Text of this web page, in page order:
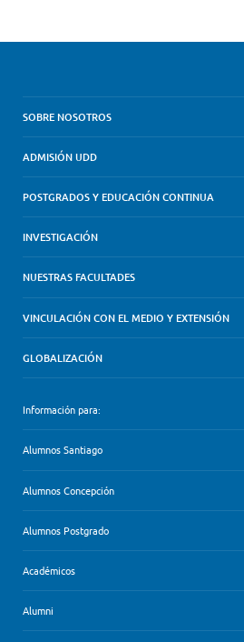
SOBRE NOSOTROS
ADMISIÓN UDD
POSTGRADOS Y EDUCACIÓN CONTINUA
INVESTIGACIÓN
NUESTRAS FACULTADES
VINCULACIÓN CON EL MEDIO Y EXTENSIÓN
GLOBALIZACIÓN
Información para:
Alumnos Santiago
Alumnos Concepción
Alumnos Postgrado
Académicos
Alumni